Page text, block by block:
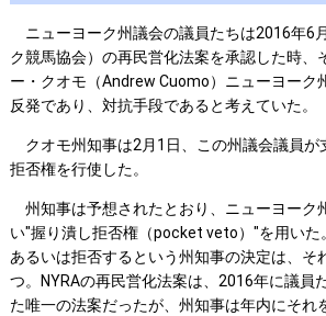
ニューヨーク州議会の議員たちは2016年6
ク競馬協会）の再民営化法案を承認した時、
ー・クオモ（Andrew Cuomo）ニューヨーク
反発であり、対抗手段であると考えていた。
クオモ州知事は2月1日、この州議会議員が
拒否権を行使した。
州知事は予想されたとおり、ニューヨーク
い"握り潰し拒否権（pocket veto）"を用いた
あるいは拒否するという州知事の決定は、そ
つ。NYRAの再民営化法案は、2016年に議員
た唯一の法案だったが、州知事は年内にそれ